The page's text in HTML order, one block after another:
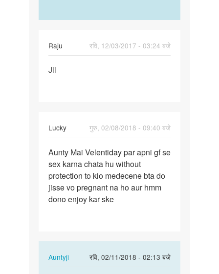
Raju
रवि, 12/03/2017 - 03:24 बजे
Jii
Jii
Lucky
गुरु, 02/08/2018 - 09:40 बजे
Aunty
…
Aunty Mai Velentiday par apni gf se
sex karna chata hu without
protection to kio medecene bta do
jisse vo pregnant na ho aur hmm
dono enjoy kar ske
Auntyji
रवि, 02/11/2018 - 02:13 बजे
In